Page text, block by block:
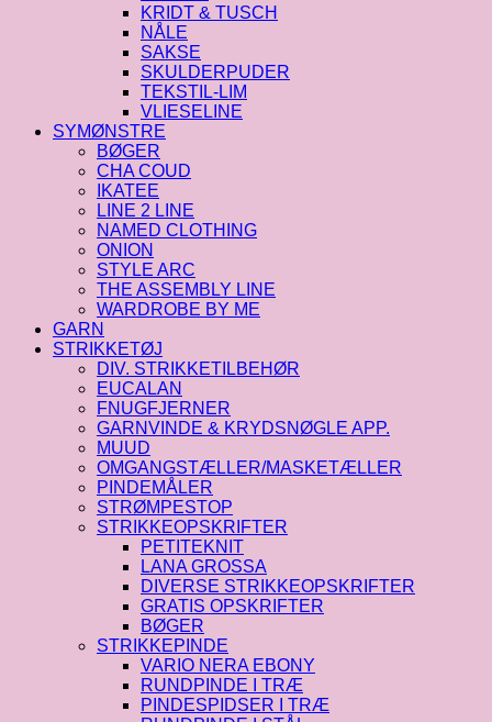
KRIDT & TUSCH
NÅLE
SAKSE
SKULDERPUDER
TEKSTIL-LIM
VLIESELINE
SYMØNSTRE
BØGER
CHA COUD
IKATEE
LINE 2 LINE
NAMED CLOTHING
ONION
STYLE ARC
THE ASSEMBLY LINE
WARDROBE BY ME
GARN
STRIKKETØJ
DIV. STRIKKETILBEHØR
EUCALAN
FNUGFJERNER
GARNVINDE & KRYDSNØGLE APP.
MUUD
OMGANGSTÆLLER/MASKETÆLLER
PINDEMÅLER
STRØMPESTOP
STRIKKEOPSKRIFTER
PETITEKNIT
LANA GROSSA
DIVERSE STRIKKEOPSKRIFTER
GRATIS OPSKRIFTER
BØGER
STRIKKEPINDE
VARIO NERA EBONY
RUNDPINDE I TRÆ
PINDESPIDSER I TRÆ